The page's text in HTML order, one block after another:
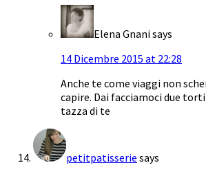
Elena Gnanisays
14 Dicembre 2015 at 22:28
Anche te come viaggi non
capire. Dai facciamoci due
tazza di te
petitpatisserie says